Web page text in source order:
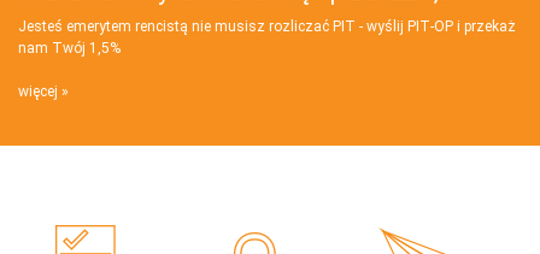
Jesteś emerytem rencistą nie musisz rozliczać PIT - wyślij PIT‑OP i przekaż
nam Twój 1,5%
więcej